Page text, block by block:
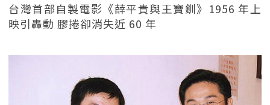
台灣首部自製電影《薛平貴與王寶釧》1956 年上
映引轟動 膠捲卻消失近 60 年